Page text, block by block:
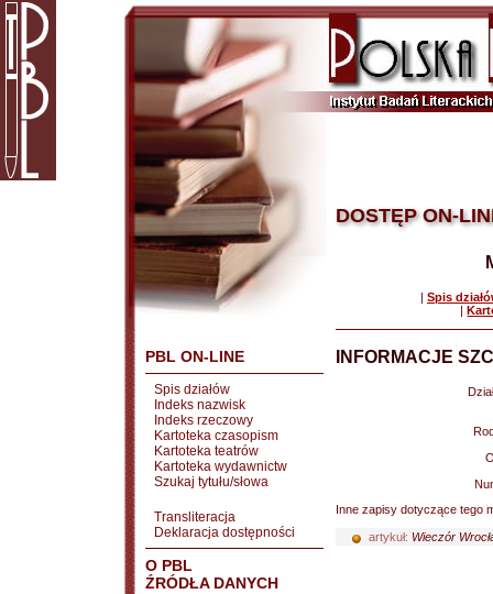
PBL ON-LINE
Spis działów
Indeks nazwisk
Indeks rzeczowy
Kartoteka czasopism
Kartoteka teatrów
Kartoteka wydawnictw
Szukaj tytułu/słowa
Transliteracja
Deklaracja dostępności
O PBL
ŹRÓDŁA DANYCH
DOSTĘP ON-
| Spis
|
INFORMACJE
Inne zapisy dotyczące tego
artykuł: Wieczór